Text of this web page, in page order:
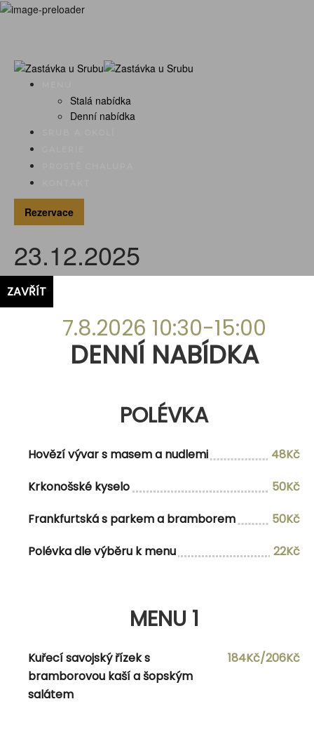
Stalá nabídka
Denní nabídka
Rezervace
23.12.2025
Posted on
menu
23.12.2025
DENNÍ NABÍDKA
POLÉVKA
MENU 1
na kovbojských fazolích, grenaille a
ZAVŘÍT
7.8.2026 10:30-15:00
DENNÍ NABÍDKA
POLÉVKA
Hovězí vývar s masem a nudlemi
48Kč
Krkonošské kyselo
50Kč
Frankfurtská s parkem a bramborem
50Kč
Polévka dle výběru k menu
22Kč
MENU 1
Kuřecí savojský řízek s
bramborovou kaší a šopským
salátem
184Kč/206Kč